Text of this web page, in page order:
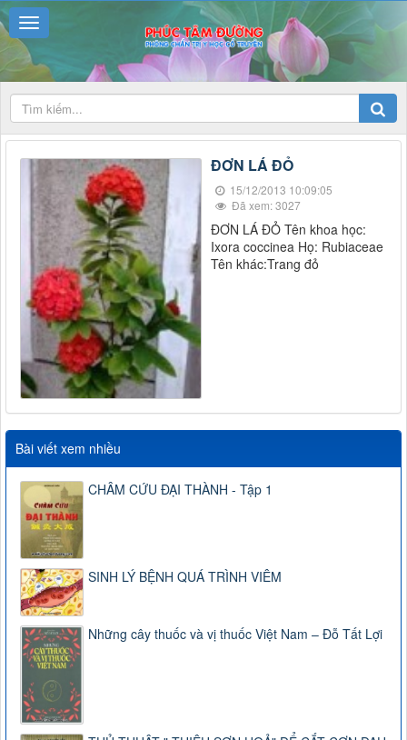
ĐƠN LÁ ĐỎ
15/12/2013 10:09:05
Đã xem: 3027
ĐƠN LÁ ĐỎ Tên khoa học:
Ixora coccinea Họ: Rubiaceae
Tên khác:Trang đỏ
Bài viết xem nhiều
CHÂM CỨU ĐẠI THÀNH - Tập 1
SINH LÝ BỆNH QUÁ TRÌNH VIÊM
Những cây thuốc và vị thuốc Việt Nam – Đỗ Tất Lợi